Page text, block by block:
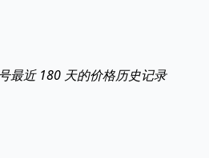
最近 180 天的价格历史记录